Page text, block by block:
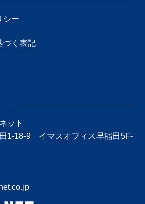
シー
づく表記
ット
1-18-9 イマスオフィス早稲田5F-